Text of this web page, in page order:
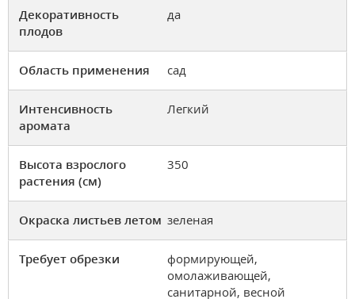
Декоративность
плодов
да
Область применения сад
Интенсивность
аромата
Легкий
Высота взрослого
растения (см)
350
Окраска листьев летом зеленая
Требует обрезки
формирующей,
омолаживающей,
санитарной, весной